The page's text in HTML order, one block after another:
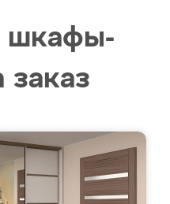
шкафы-
заказ